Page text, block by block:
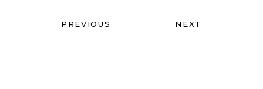
PREVIOUS NEXT